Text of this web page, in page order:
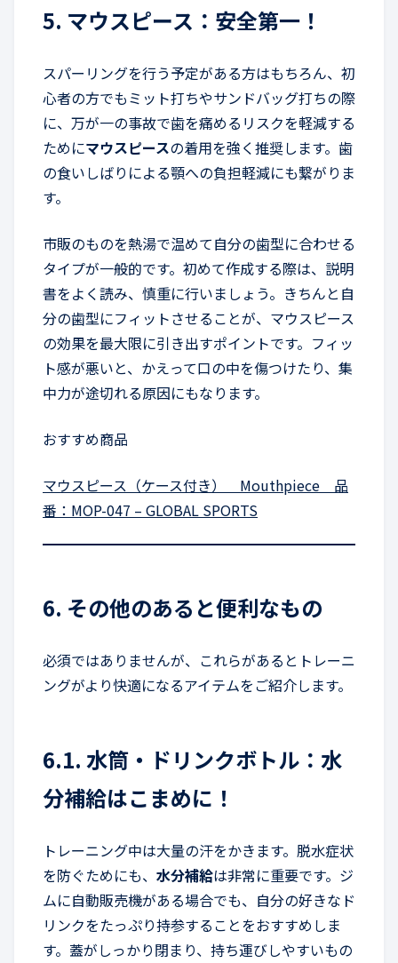
5. マウスピース：安全第一！
スパーリングを行う予定がある方はもちろん、初
心者の方でもミット打ちやサンドバッグ打ちの際
に、万が一の事故で歯を痛めるリスクを軽減する
ためにマウスピースの着用を強く推奨します。歯
の食いしばりによる顎への負担軽減にも繋がりま
す。
市販のものを熱湯で温めて自分の歯型に合わせる
タイプが一般的です。初めて作成する際は、説明
書をよく読み、慎重に行いましょう。きちんと自
分の歯型にフィットさせることが、マウスピース
の効果を最大限に引き出すポイントです。フィッ
ト感が悪いと、かえって口の中を傷つけたり、集
中力が途切れる原因にもなります。
おすすめ商品
マウスピース（ケース付き） Mouthpiece 品
番：MOP-047 – GLOBAL SPORTS
6. その他のあると便利なもの
必須ではありませんが、これらがあるとトレーニ
ングがより快適になるアイテムをご紹介します。
6.1. 水筒・ドリンクボトル：水
分補給はこまめに！
トレーニング中は大量の汗をかきます。脱水症状
を防ぐためにも、 水分補給は非常に重要です。ジ
ムに自動販売機がある場合でも、自分の好きなド
リンクをたっぷり持参することをおすすめしま
す。蓋がしっかり閉まり、持ち運びしやすいもの